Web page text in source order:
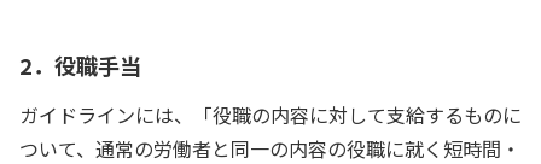
2．役職手当
ガイドラインには、「役職の内容に対して支給するものに
ついて、通常の労働者と同一の内容の役職に就く短時間・